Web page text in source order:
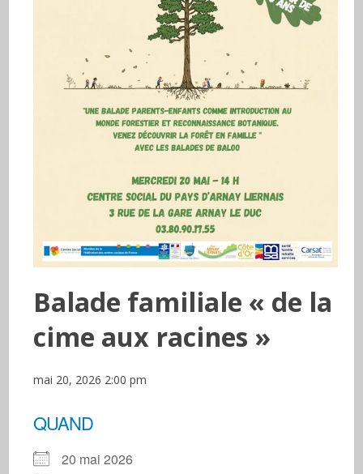
Balade familiale « de la
cime aux racines »
mai 20, 2026 2:00 pm
QUAND
20 mai 2026